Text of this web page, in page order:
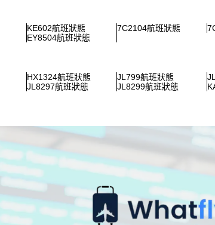
KE602航班狀態 7C2104航班狀態
EY8504航班狀態
HX1324航班狀態 JL799航班狀態
JL8297航班狀態 JL8299航班狀態